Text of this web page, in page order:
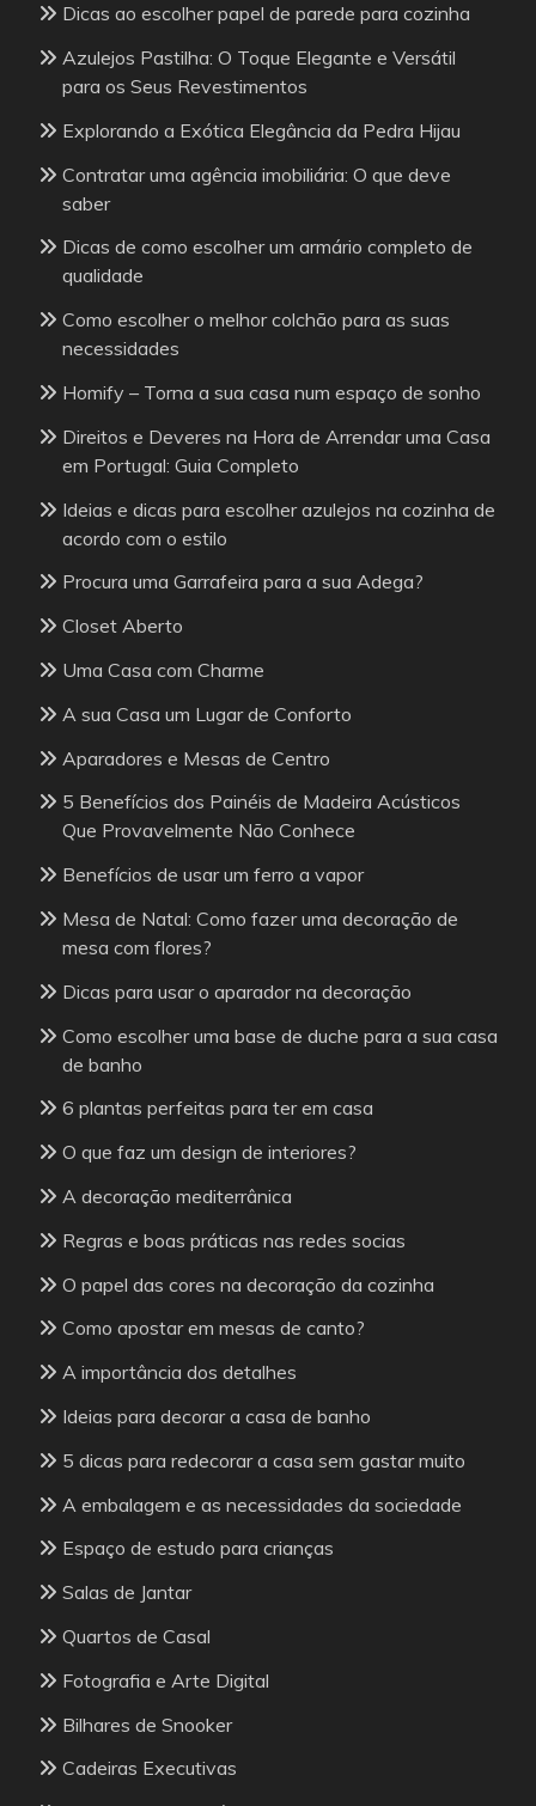
Dicas ao escolher papel de parede para cozinha
Azulejos Pastilha: O Toque Elegante e Versátil
para os Seus Revestimentos
Explorando a Exótica Elegância da Pedra Hijau
Contratar uma agência imobiliária: O que deve
saber
Dicas de como escolher um armário completo de
qualidade
Como escolher o melhor colchão para as suas
necessidades
Homify – Torna a sua casa num espaço de sonho
Direitos e Deveres na Hora de Arrendar uma Casa
em Portugal: Guia Completo
Ideias e dicas para escolher azulejos na cozinha de
acordo com o estilo
Procura uma Garrafeira para a sua Adega?
Closet Aberto
Uma Casa com Charme
A sua Casa um Lugar de Conforto
Aparadores e Mesas de Centro
5 Benefícios dos Painéis de Madeira Acústicos
Que Provavelmente Não Conhece
Benefícios de usar um ferro a vapor
Mesa de Natal: Como fazer uma decoração de
mesa com flores?
Dicas para usar o aparador na decoração
Como escolher uma base de duche para a sua casa
de banho
6 plantas perfeitas para ter em casa
O que faz um design de interiores?
A decoração mediterrânica
Regras e boas práticas nas redes socias
O papel das cores na decoração da cozinha
Como apostar em mesas de canto?
A importância dos detalhes
Ideias para decorar a casa de banho
5 dicas para redecorar a casa sem gastar muito
A embalagem e as necessidades da sociedade
Espaço de estudo para crianças
Salas de Jantar
Quartos de Casal
Fotografia e Arte Digital
Bilhares de Snooker
Cadeiras Executivas